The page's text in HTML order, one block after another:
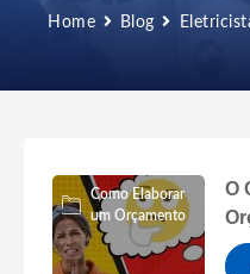
Home Blog
Como Elaborar
um Orçamento
O